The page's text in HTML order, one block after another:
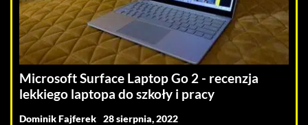
Microsoft Surface Laptop Go 2 - recenzja
lekkiego laptopa do szkoły i pracy
Dominik Fajferek 28 sierpnia, 2022